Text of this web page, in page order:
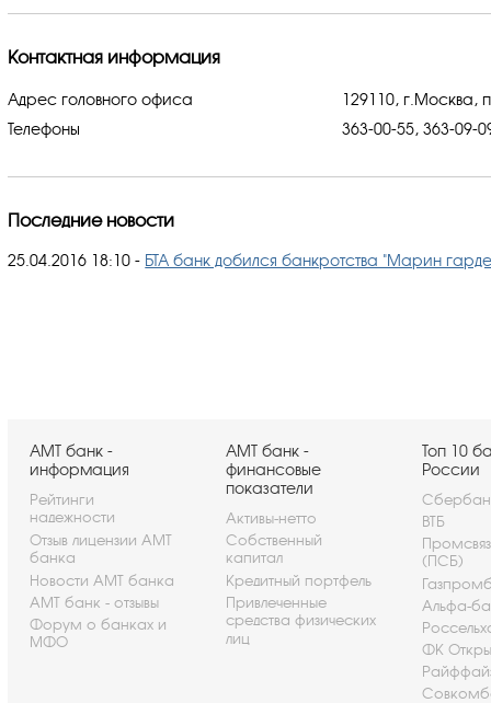
Контактная информация
Адрес головного офиса
129110, г.Москва,
Телефоны
363-00-55, 363-09-
Последние новости
25.04.2016 18:10- БТА банк добился банкротства "Марин
АМТ банк -
информация
Рейтинги
надежности
Отзыв лицензии АМТ
банка
Новости АМТ банка
АМТ банк - отзывы
Форум о банках и
МФО
АМТ банк -
финансовые
показатели
Активы-нетто
Собственный
капитал
Кредитный портфель
Привлеченные
средства физических
лиц
Топ 10
России
ВТБ
(ПСБ)
Альфа-
ФК